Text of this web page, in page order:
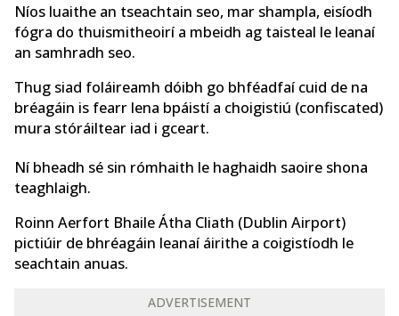
Níos luaithe an tseachtain seo, mar shampla, eisíodh
fógra do thuismitheoirí a mbeidh ag taisteal le leanaí
an samhradh seo.
Thug siad foláireamh dóibh go bhféadfaí cuid de na
bréagáin is fearr lena bpáistí a choigistiú (confiscated)
mura stóráiltear iad i gceart.
Ní bheadh sé sin rómhaith le haghaidh saoire shona
teaghlaigh.
Roinn Aerfort Bhaile Átha Cliath (Dublin Airport)
pictiúir de bhréagáin leanaí áirithe a coigistíodh le
seachtain anuas.
ADVERTISEMENT